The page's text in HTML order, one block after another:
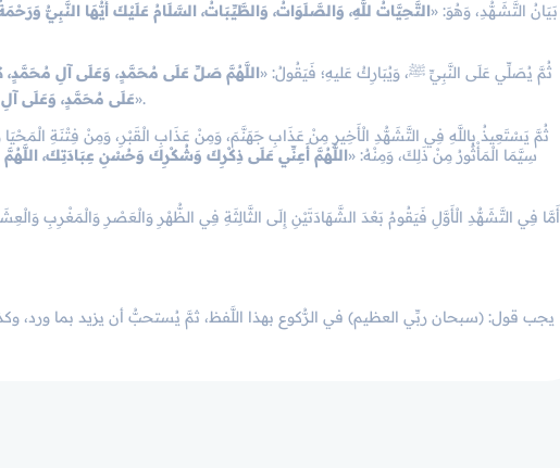
بَيَانُ التَّشَـهُّدِ، وَهُوَ: «التَّحِيَّاتُ للَّهِ، وَالصَّلَوَاتُ، وَالطَّيِّبَاتُ، السَّلَامُ عَلَيْكَ أَيُّهَا النَّبِيُّ
ثُمَّ يُصَلِّي عَلَى النَّبِيِّ ﷺ، وَيُبَارِكُ عَليهِ؛ فَيَقُولُ: «اللَّهُمَّ صَلِّ عَلَى مُحَمَّدٍ، وَعَلَى آلِ مُحَمَّدٍ،
عَلَى مُحَمَّدٍ، وَعَلَى آلِ».
ثُمَّ يَسْتَعِيذُ بِاللَّهِ فِي التَّشَهُّدِ الْأَخِيرِ مِنْ عَذَابِ جَهَنَّمَ، وَمِنْ عَذَابِ الْقَبْرِ، وَمِنْ فِتْنَةِ
سِيَّمَا الْمَأْثُورُ مِنْ ذَلِكَ، وَمِنْهُ: «اللَّهُمَّ أَعِنِّي عَلَى ذِكْرِكَ وَشُكْرِكَ وَحُسْنِ عِبَادَتِكَ، اللَّهُمَّ
أَمَّا فِي التَّشَهُّدِ الْأَوَّلِ فَيَقُومُ بَعْدَ الشَّهَادَتَيْنِ إِلَى الثَّالِثَةِ فِي الظُّهْرِ وَالْعَصْرِ وَالْمَغْرِبِ
يجب قول: (سبحان ربِّي العظيم) في الرُّكوع بهذا اللَّفظ، ثمَّ يُستحبُّ أن يزيد بما ورد،